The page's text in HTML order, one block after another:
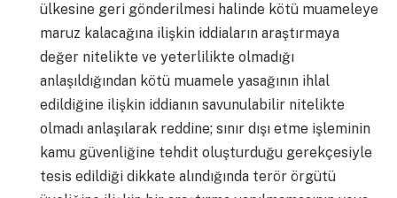
ülkesine geri gönderilmesi halinde kötü muameleye
maruz kalacağına ilişkin iddiaların araştırmaya
değer nitelikte ve yeterlilikte olmadığı
anlaşıldığından kötü muamele yasağının ihlal
edildiğine ilişkin iddianın savunulabilir nitelikte
olmadı anlaşılarak reddine; sınır dışı etme işleminin
kamu güvenliğine tehdit oluşturduğu gerekçesiyle
tesis edildiği dikkate alındığında terör örgütü